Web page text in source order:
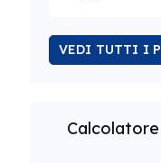
VEDI TUTTI I